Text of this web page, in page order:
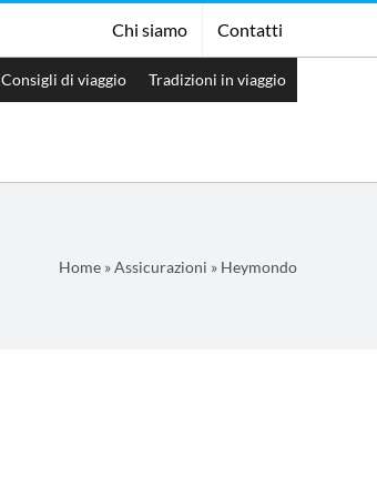
Chi siamo Contatti
Consigli di viaggio Tradizioni in viaggio
Home »Assicurazioni » Heymondo